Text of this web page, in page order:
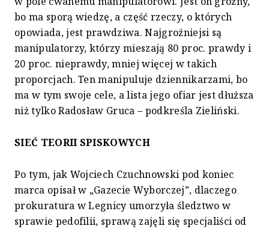
bo ma sporą wiedzę, a część rzeczy, o których
opowiada, jest prawdziwa. Najgroźniejsi są
manipulatorzy, którzy mieszają 80 proc. prawdy i
20 proc. nieprawdy, mniej więcej w takich
proporcjach. Ten manipuluje dziennikarzami, bo
ma w tym swoje cele, a lista jego ofiar jest dłuższa
niż tylko Radosław Gruca – podkreśla Zieliński.
SIEĆ TEORII SPISKOWYCH
Po tym, jak Wojciech Czuchnowski pod koniec
marca opisał w „Gazecie Wyborczej”, dlaczego
prokuratura w Legnicy umorzyła śledztwo w
sprawie pedofilii, sprawą zajęli się specjaliści od